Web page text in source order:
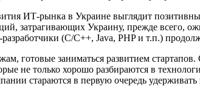
ИТ-рынка в Украине выглядит
затрагивающих Украину, прежде всего,
(C/C++, Java, PHP и т.п.)
готовые заниматься развитием
не только хорошо разбираются в
стараются в первую очередь